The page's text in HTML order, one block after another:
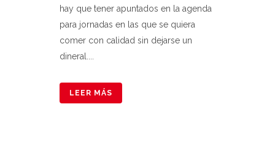
hay que tener apuntados en la agenda
para jornadas en las que se quiera
comer con calidad sin dejarse un
dineral....
LEER MÁS